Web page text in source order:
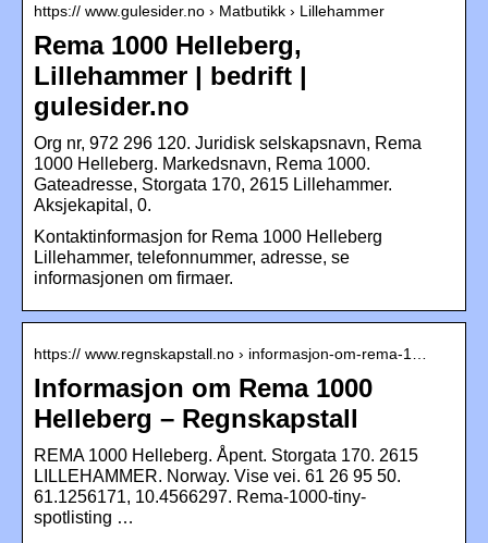
https:// www.gulesider.no › Matbutikk › Lillehammer
Rema 1000 Helleberg,
Lillehammer | bedrift |
gulesider.no
Org nr, 972 296 120. Juridisk selskapsnavn, Rema
1000 Helleberg. Markedsnavn, Rema 1000.
Gateadresse, Storgata 170, 2615 Lillehammer.
Aksjekapital, 0.
Kontaktinformasjon for Rema 1000 Helleberg
Lillehammer, telefonnummer, adresse, se
informasjonen om firmaer.
https:// www.regnskapstall.no › informasjon-om-rema-1…
Informasjon om Rema 1000
Helleberg – Regnskapstall
REMA 1000 Helleberg. Åpent. Storgata 170. 2615
LILLEHAMMER. Norway. Vise vei. 61 26 95 50.
61.1256171, 10.4566297. Rema-1000-tiny-
spotlisting …